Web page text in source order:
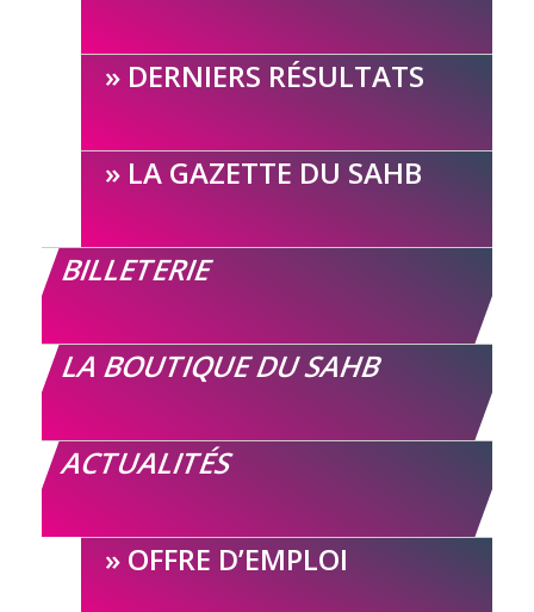
DERNIERS RÉSULTATS
LA GAZETTE DU SAHB
BILLETERIE
LA BOUTIQUE DU SAHB
ACTUALITÉS
OFFRE D’EMPLOI